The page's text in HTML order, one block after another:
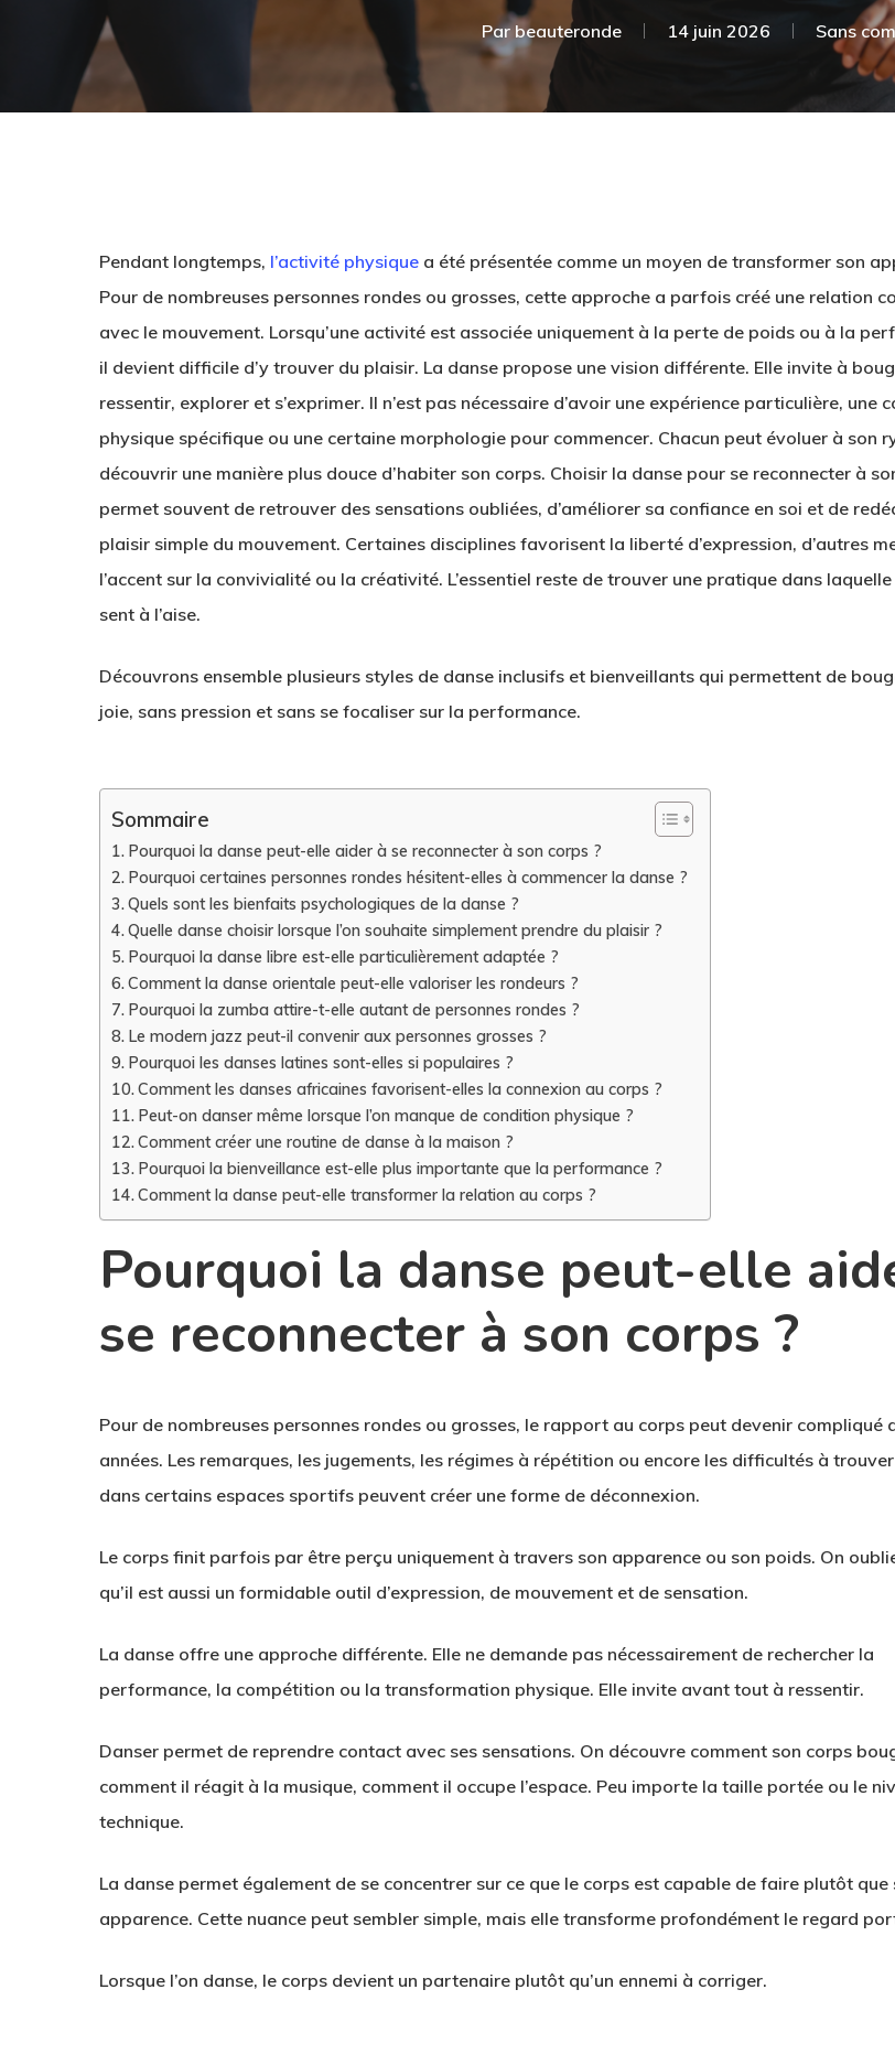
Hit enter to search or ESC to close
Par beauteronde 14 juin 2026 Sans
Pendant longtemps, l’activité physique a été présentée comme un moyen de transformer son
Pour de nombreuses personnes rondes ou grosses, cette approche a parfois créé une relation
avec le mouvement. Lorsqu’une activité est associée uniquement à la perte de poids ou à la
il devient difficile d’y trouver du plaisir. La danse propose une vision différente. Elle invite à
ressentir, explorer et s’exprimer. Il n’est pas nécessaire d’avoir une expérience particulière, une
physique spécifique ou une certaine morphologie pour commencer. Chacun peut évoluer à son
découvrir une manière plus douce d’habiter son corps. Choisir la danse pour se reconnecter à
permet souvent de retrouver des sensations oubliées, d’améliorer sa confiance en soi et de
plaisir simple du mouvement. Certaines disciplines favorisent la liberté d’expression, d’autres
l’accent sur la convivialité ou la créativité. L’essentiel reste de trouver une pratique dans laquelle
sent à l’aise.
Découvrons ensemble plusieurs styles de danse inclusifs et bienveillants qui permettent de
joie, sans pression et sans se focaliser sur la performance.
Sommaire
Pourquoi la danse peut-elle aider à se reconnecter à son corps ?
Pourquoi certaines personnes rondes hésitent-elles à commencer la danse ?
Quels sont les bienfaits psychologiques de la danse ?
Quelle danse choisir lorsque l’on souhaite simplement prendre du plaisir ?
Pourquoi la danse libre est-elle particulièrement adaptée ?
Comment la danse orientale peut-elle valoriser les rondeurs ?
Pourquoi la zumba attire-t-elle autant de personnes rondes ?
Le modern jazz peut-il convenir aux personnes grosses ?
Pourquoi les danses latines sont-elles si populaires ?
Comment les danses africaines favorisent-elles la connexion au corps ?
Peut-on danser même lorsque l’on manque de condition physique ?
Comment créer une routine de danse à la maison ?
Pourquoi la bienveillance est-elle plus importante que la performance ?
Comment la danse peut-elle transformer la relation au corps ?
Pourquoi la danse peut-elle
se reconnecter à son corps ?
Pour de nombreuses personnes rondes ou grosses, le rapport au corps peut devenir compliqué
années. Les remarques, les jugements, les régimes à répétition ou encore les difficultés à
dans certains espaces sportifs peuvent créer une forme de déconnexion.
Le corps finit parfois par être perçu uniquement à travers son apparence ou son poids. On
qu’il est aussi un formidable outil d’expression, de mouvement et de sensation.
La danse offre une approche différente. Elle ne demande pas nécessairement de rechercher la
performance, la compétition ou la transformation physique. Elle invite avant tout à ressentir.
Danser permet de reprendre contact avec ses sensations. On découvre comment son corps
comment il réagit à la musique, comment il occupe l’espace. Peu importe la taille portée ou le
technique.
La danse permet également de se concentrer sur ce que le corps est capable de faire plutôt que
apparence. Cette nuance peut sembler simple, mais elle transforme profondément le regard
Lorsque l’on danse, le corps devient un partenaire plutôt qu’un ennemi à corriger.